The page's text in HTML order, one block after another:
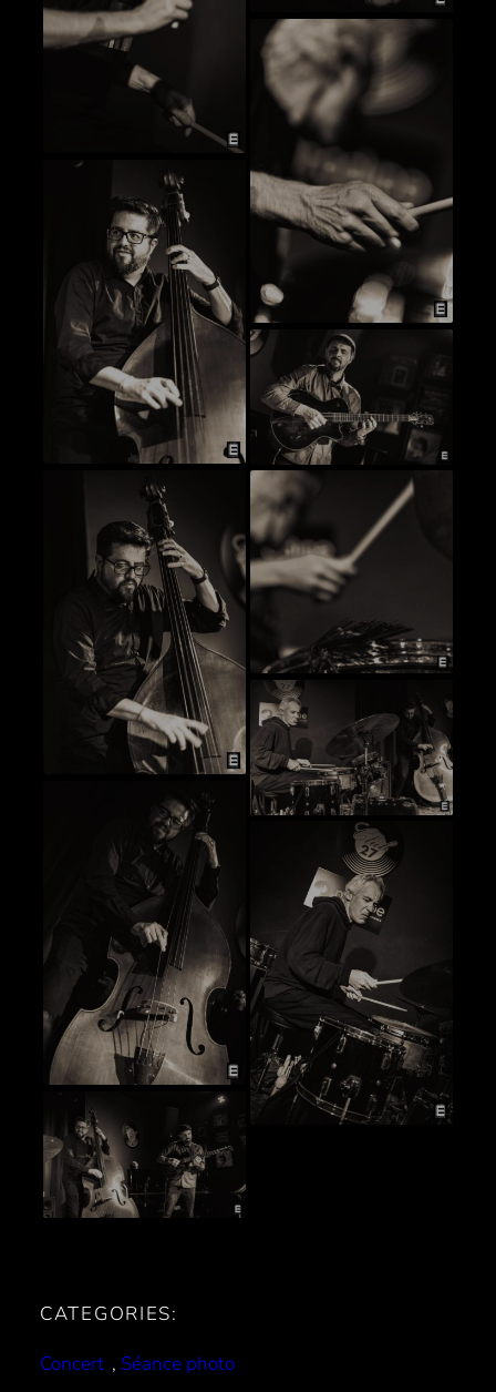
CATEGORIES:
Concert , Séance photo